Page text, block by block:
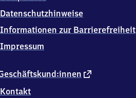
Neuwied
externer
Kontakt
Datenschutzhinweise
Informationen zur Barrierefreiheit
Impressum